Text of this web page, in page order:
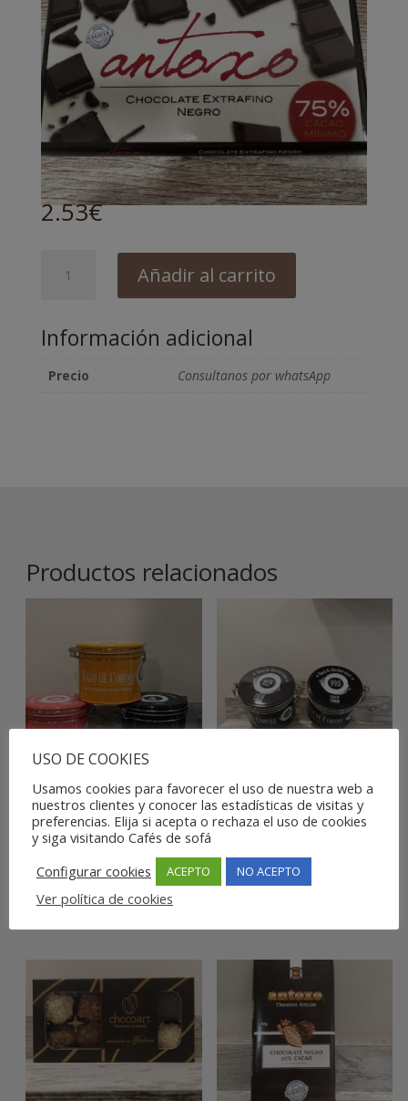
2.53€
ANTOXO
Añadir al carrito
Información adicional
Precio Consultanos por whatsApp
Productos relacionados
ONZAS
CHOCOLATE
SABORES PAZO
DE CORUXO
10.70€
ONZAS DE
CHOCOLATE
DE CORUXO
USO DE COOKIES
Usamos cookies para favorecer el uso de nuestra web a
nuestros clientes y conocer las estadísticas de visitas y
preferencias. Elija si acepta o rechaza el uso de cookies
y siga visitando Cafés de sofá
Configurar cookies
ACEPTO NO ACEPTO
Ver política de cookies